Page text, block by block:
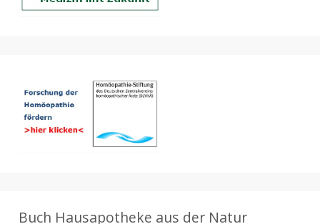
Buch Hausapotheke aus der Natur